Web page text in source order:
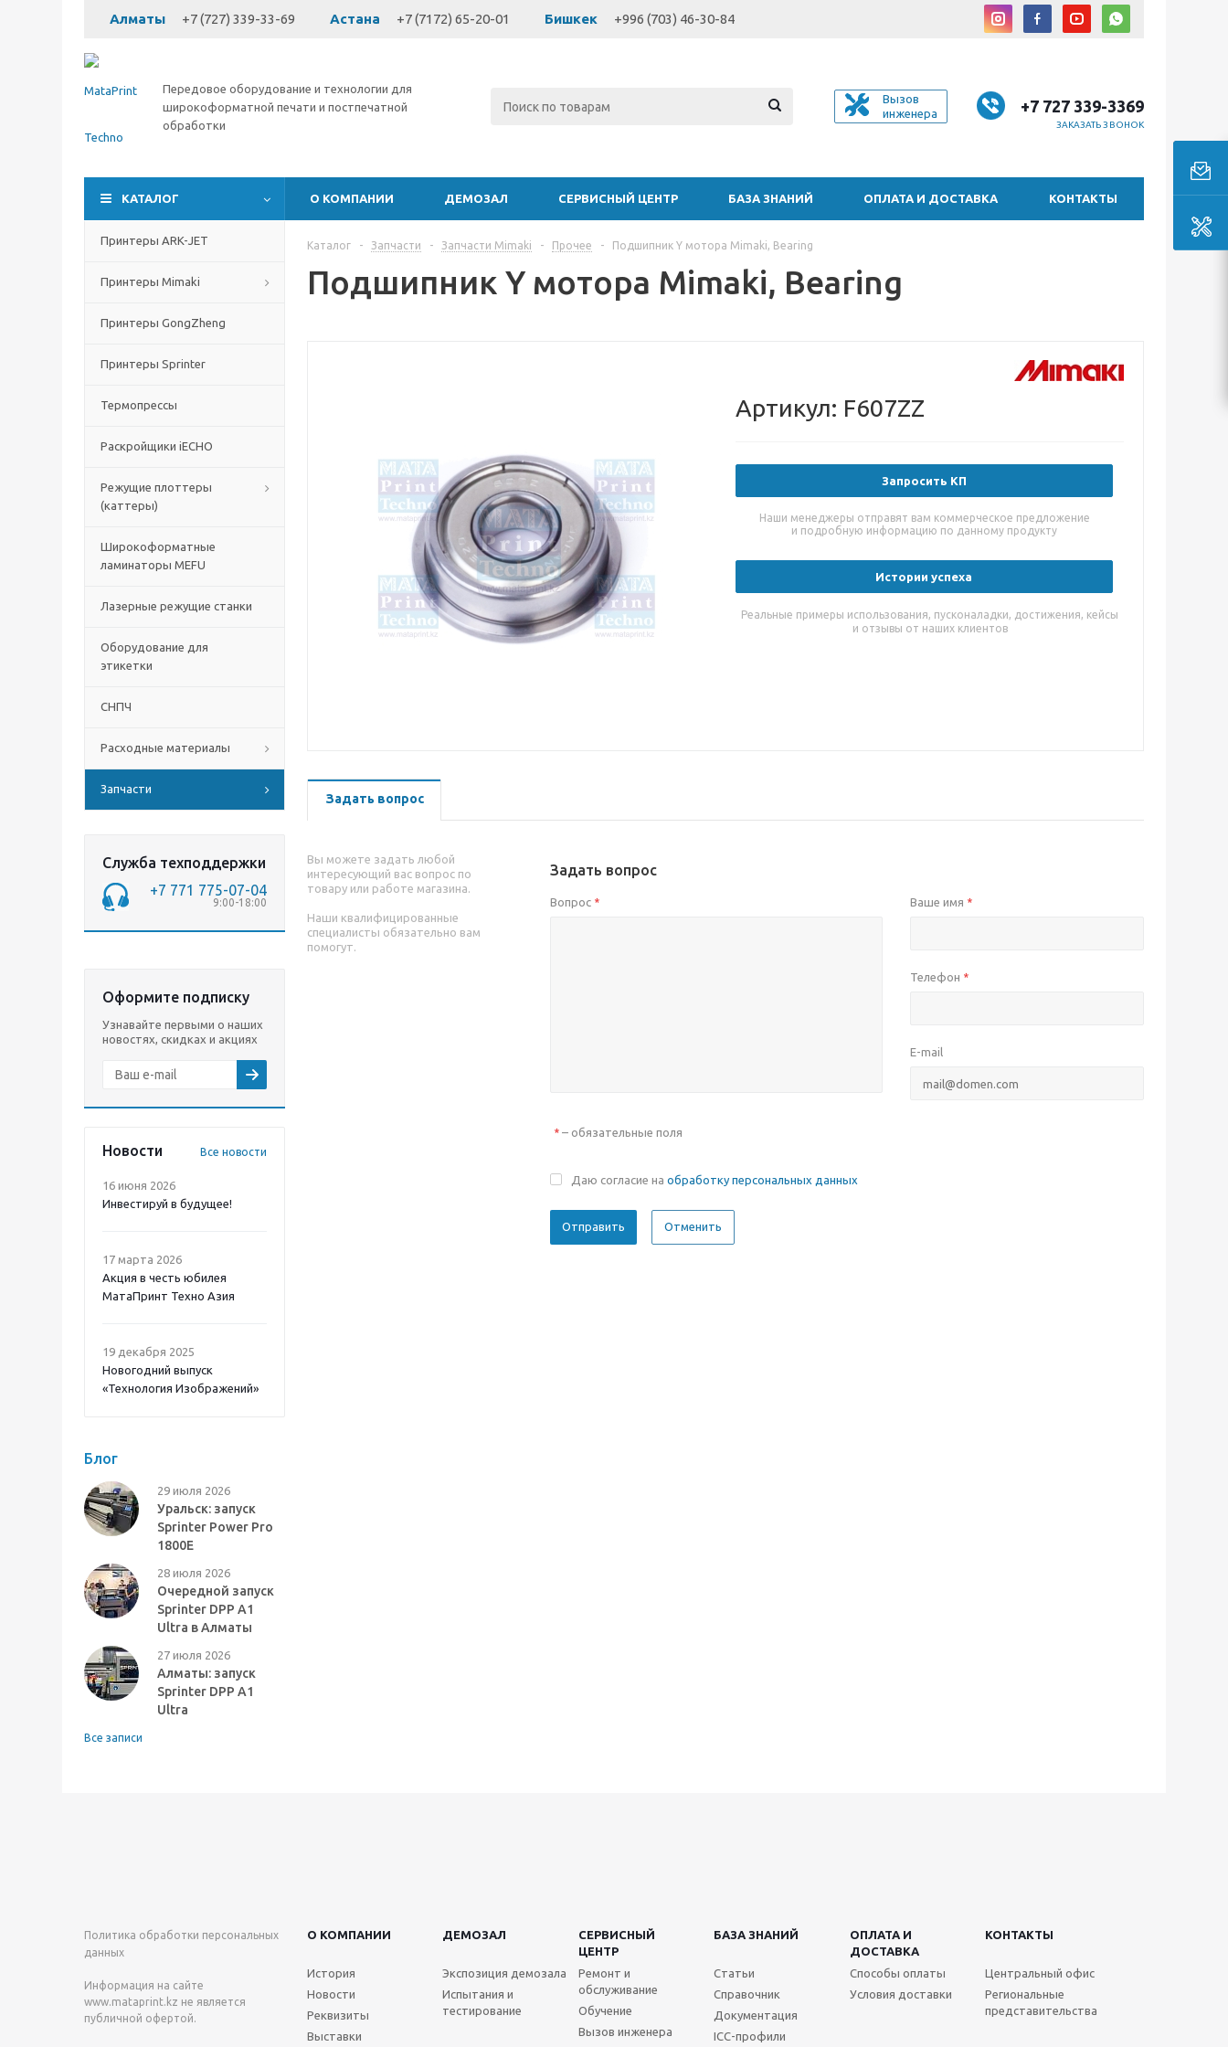
Алматы +7 (727) 339-33-69 Астана +7 (7172) 65-20-01 Бишкек +996 (703) 46-30-84
Передовое оборудование и технологии для
широкоформатной печати и постпечатной
обработки
Вызов
инженера
+7 727 339-3369
ЗАКАЗАТЬ ЗВОНОК
КАТАЛОГ О КОМПАНИИ ДЕМОЗАЛ СЕРВИСНЫЙ ЦЕНТР БАЗА ЗНАНИЙ ОПЛАТА И ДОСТАВКА КОНТАКТЫ
Принтеры ARK-JET
Принтеры Mimaki
Принтеры GongZheng
Принтеры Sprinter
Термопрессы
Раскройщики iECHO
Режущие плоттеры
(каттеры)
Широкоформатные
ламинаторы MEFU
Лазерные режущие станки
Оборудование для
этикетки
СНПЧ
Расходные материалы
Запчасти
Служба техподдержки
+7 771 775-07-04
9:00-18:00
Оформите подписку
Узнавайте первыми о наших
новостях, скидках и акциях
Новости Все новости
16 июня 2026
Инвестируй в будущее!
17 марта 2026
Акция в честь юбилея
МатаПринт Техно Азия
19 декабря 2025
Новогодний выпуск
«Технология Изображений»
Блог
29 июля 2026
Уральск: запуск
Sprinter Power Pro
1800E
28 июля 2026
Очередной запуск
Sprinter DPP A1
Ultra в Алматы
27 июля 2026
Алматы: запуск
Sprinter DPP A1
Ultra
Все записи
Каталог - Запчасти - Запчасти Mimaki - Прочее - Подшипник Y мотора Mimaki, Bearing
Подшипник Y мотора Mimaki, Bearing
Артикул: F607ZZ
Запросить КП
Наши менеджеры отправят вам коммерческое предложение
и подробную информацию по данному продукту
Истории успеха
Реальные примеры использования, пусконаладки, достижения, кейсы
и отзывы от наших клиентов
Задать вопрос
Вы можете задать любой
интересующий вас вопрос по
товару или работе магазина.
Наши квалифицированные
специалисты обязательно вам
помогут.
Задать вопрос
Вопрос * Ваше имя *
Телефон *
E-mail
*– обязательные поля
Даю согласие на обработку персональных данных
Отменить
Политика обработки персональных
данных
Информация на сайте
www.mataprint.kz не является
публичной офертой.
О КОМПАНИИ ДЕМОЗАЛ
СЕРВИСНЫЙ
ЦЕНТР
БАЗА ЗНАНИЙ
ОПЛАТА И
ДОСТАВКА
КОНТАКТЫ
История
Новости
Реквизиты
Выставки
Экспозиция демозала
Испытания и
тестирование
Ремонт и
обслуживание
Обучение
Вызов инженера
Статьи
Справочник
Документация
ICC-профили
Способы оплаты
Условия доставки
Центральный офис
Региональные
представительства